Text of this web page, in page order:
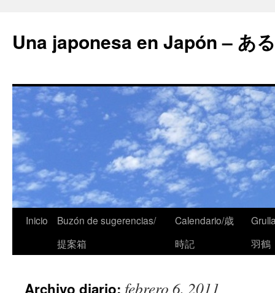
Una japonesa en Japón – あ
Inicio
Buzón de sugerencias/
提案箱
Calendario/歳
時記
羽鶴
Archivo diario: febrero 6, 2011